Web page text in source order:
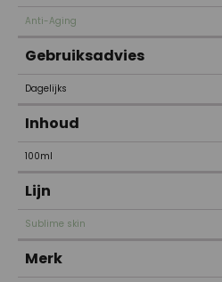
Anti-Aging
Gebruiksadvies
Dagelijks
Inhoud
100ml
Lijn
Sublime skin
Merk